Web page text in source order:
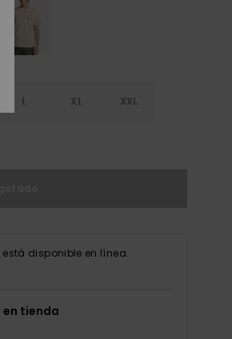
L XL XXL
disponible en línea.
tienda